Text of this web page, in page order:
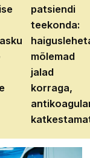
patsiendi
teekonda:
mõlemad
jalad
korraga,